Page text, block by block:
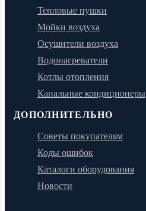
Тепловые пушки
Мойки воздуха
Осушители воздуха
Водонагреватели
Котлы отопления
Канальные кондиционеры
ДОПОЛНИТЕЛЬНО
Советы покупателям
Коды ошибок
Каталоги оборудования
Новости